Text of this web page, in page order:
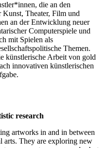
die an den
Kunst, Theater, Film und
an der Entwicklung neuer
Computerspiele und
mit Spielen als
Themen.
künstlerische Arbeit von gold
innovativen künstlerischen
research
artworks in and in between
arts. They are exploring new